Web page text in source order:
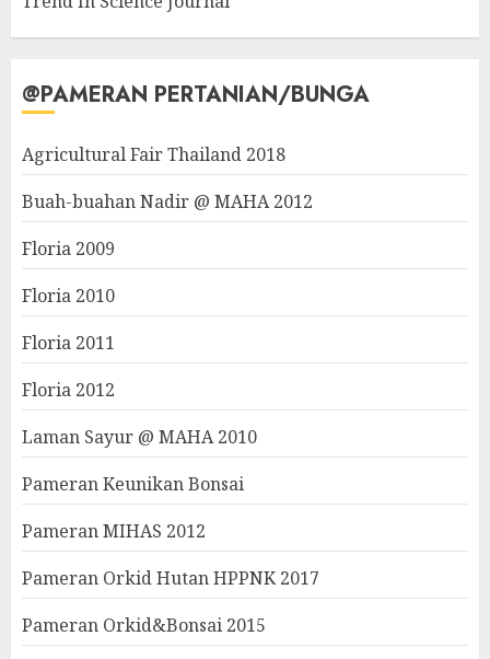
@PAMERAN PERTANIAN/BUNGA
Agricultural Fair Thailand 2018
Buah-buahan Nadir @ MAHA 2012
Floria 2009
Floria 2010
Floria 2011
Floria 2012
Laman Sayur @ MAHA 2010
Pameran Keunikan Bonsai
Pameran MIHAS 2012
Pameran Orkid Hutan HPPNK 2017
Pameran Orkid&Bonsai 2015